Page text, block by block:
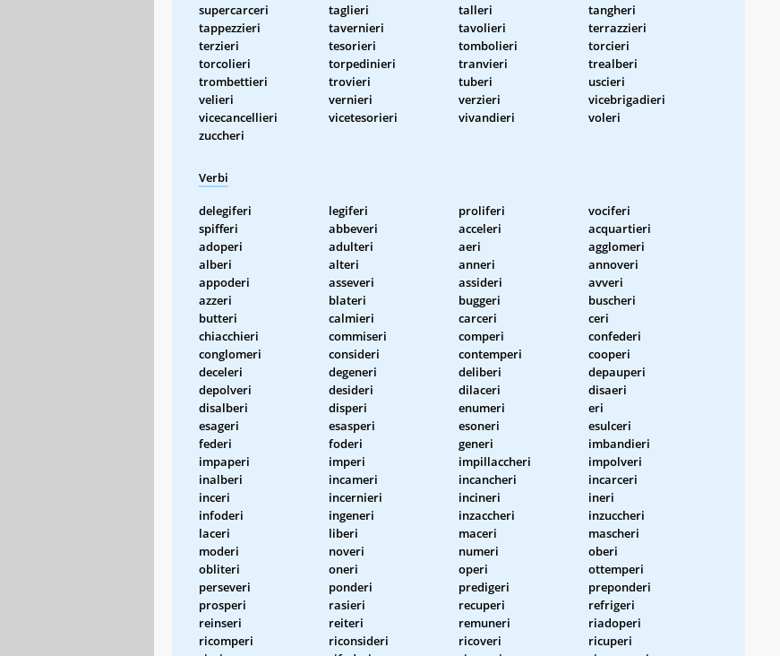
supercarceri
taglieri talleri
tangheri
tappezzieri
tavernieri tavolieri
terrazzieri
terzieri
tesorieri tombolieri
torcieri
torcolieri
torpedinieri tranvieri
trealberi
trombettieri
trovieri tuberi
uscieri
velieri
vernieri verzieri
vicebrigadieri
vicecancellieri
vicetesorieri vivandieri
voleri
zuccheri
Verbi
delegiferi legiferi proliferi
vociferi
spifferi
abbeveri acceleri
acquartieri
adoperi
adulteri aeri
agglomeri
alberi
alteri anneri
annoveri
appoderi
asseveri assideri
avveri
azzeri
blateri buggeri
buscheri
butteri
calmieri carceri
ceri
chiacchieri
commiseri comperi
confederi
conglomeri
consideri contemperi
cooperi
deceleri
degeneri deliberi
depauperi
depolveri
desideri dilaceri
disaeri
disalberi
disperi enumeri
eri
esageri
esasperi esoneri
esulceri
federi
foderi generi
imbandieri
impaperi
imperi impillaccheri
impolveri
inalberi
incameri incancheri
incarceri
inceri
incernieri incineri
ineri
infoderi
ingeneri inzaccheri
inzuccheri
laceri
liberi maceri
mascheri
moderi
noveri numeri
oberi
obliteri
oneri operi
ottemperi
perseveri
ponderi predigeri
preponderi
prosperi
rasieri recuperi
refrigeri
reinseri
reiteri remuneri
riadoperi
ricomperi
riconsideri ricoveri
ricuperi